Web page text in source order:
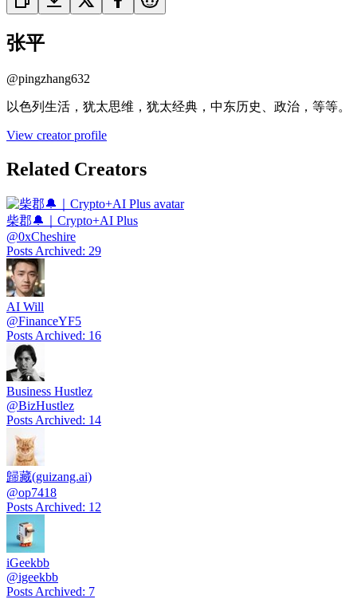
张平
@pingzhang632
以色列生活，犹太思维，犹太经典，中东历史、政治，等等。
View creator profile
Related Creators
柴郡🔔｜Crypto+AI Plus
@0xCheshire
Posts Archived: 29
AI Will
@FinanceYF5
Posts Archived: 16
Business Hustlez
@BizHustlez
Posts Archived: 14
歸藏(guizang.ai)
@op7418
Posts Archived: 12
iGeekbb
@igeekbb
Posts Archived: 7